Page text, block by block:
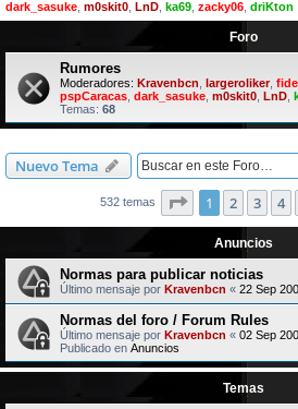
dark_sasuke m0skit0 LnD ka69 zacky06 driKton
Foro
Rumores
Moderadores: Kravenbcn largeroliker,
pspCaracas dark_sasuke m0skit0 LnD
Temas: 68
Nuevo Tema
532 temas Página de 22
1 2 3 4
Anuncios
Normas para publicar noticias
Último mensaje por Kravenbcn « 22 Sep
Normas del foro / Forum Rules
Último mensaje por Kravenbcn « 02 Sep
Publicado en Anuncios
Temas